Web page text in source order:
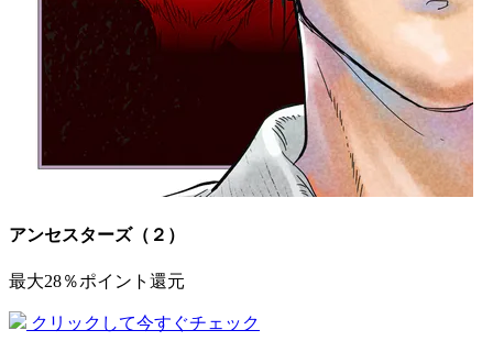
アンセスターズ（２）
最大28％ポイント還元
クリックして今すぐチェック